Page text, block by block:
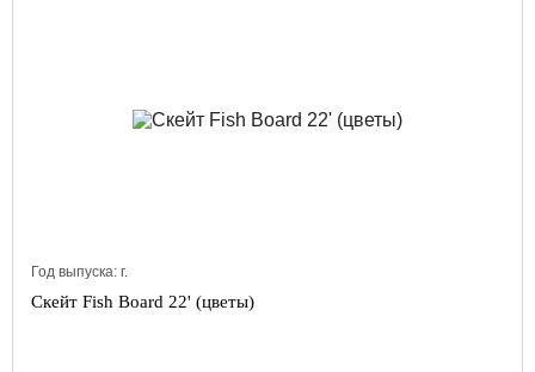
Год выпуска: г.
Скейт Fish Board 22' (цветы)